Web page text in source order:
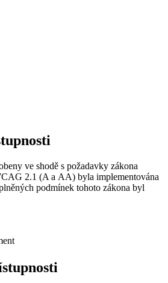
ve shodě s požadavky zákona
2.1 (A a AA) byla implementována
podmínek tohoto zákona byl